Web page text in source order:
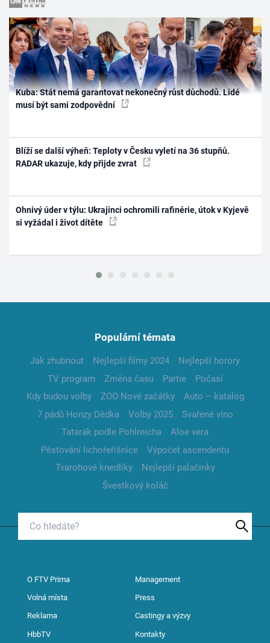
Kuba: Stát nemá garantovat nekonečný růst důchodů. Lidé
musí být sami zodpovědní
Blíží se další výheň: Teploty v Česku vyletí na 36 stupňů.
RADAR ukazuje, kdy přijde zvrat
Ohnivý úder v týlu: Ukrajinci ochromili rafinérie, útok v Kyjevě
si vyžádal i život dítěte
Populární témata
Jak zhubnout Nejlepší filmy 2024
Nejlepší horory
TV program
Změna času Partie
Počasí
Kdy budou volby
ZOO Nové začátky
Auto – katalog
7 pádů Honzy Dědka
Volby 2025
Svařené víno
Tatarák podle Pohlreicha
Aloe vera
Pěstování lichořeřišnice
Výpočet ascendentu
Tvarohové knedlíky
Nejlepší palačinky
Švestkový koláč
O FTV Prima Management
Volná místa Press
Reklama Castingy a výzvy
HbbTV Kontakty